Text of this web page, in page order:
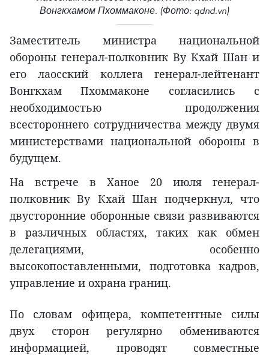
Вонгкхамом Пхоммаконе. (Фото: qdnd.vn)
Заместитель министра национальной
обороны генерал-полковник Ву Кхай Шан и
его лаосский коллега генерал-лейтенант
Вонгкхам Пхоммаконе согласились с
необходимостью продолжения
всестороннего сотрудничества между двумя
министерствами национальной обороны в
будущем.
На встрече в Ханое 20 июля генерал-
полковник Ву Кхай Шан подчеркнул, что
двусторонние оборонные связи развиваются
в различных областях, таких как обмен
делегациями, особенно
высокопоставленными, подготовка кадров,
управление и охрана границ.
По словам офицера, компетентные силы
двух сторон регулярно обмениваются
информацией, проводят совместные